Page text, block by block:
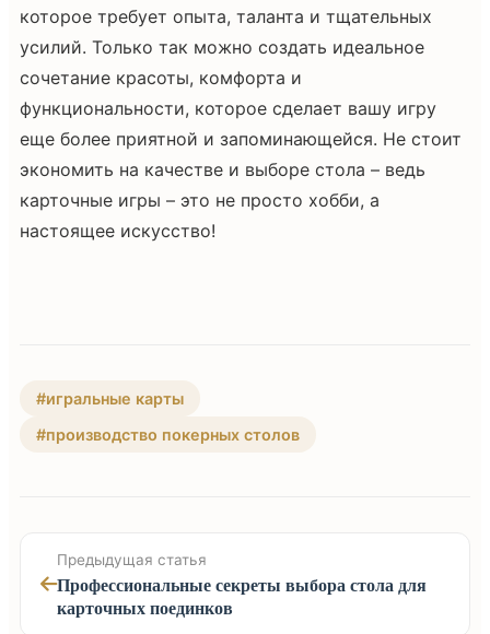
которое требует опыта, таланта и тщательных
усилий. Только так можно создать идеальное
сочетание красоты, комфорта и
функциональности, которое сделает вашу игру
еще более приятной и запоминающейся. Не стоит
экономить на качестве и выборе стола – ведь
карточные игры – это не просто хобби, а
настоящее искусство!
#игральные карты
#производство покерных столов
Предыдущая статья
Профессиональные секреты выбора стола для
карточных поединков